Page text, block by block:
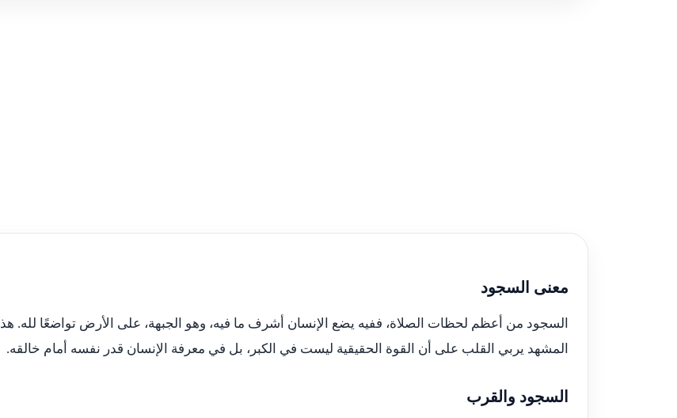
معنى السجود
السجود من أعظم لحظات الصلاة، ففيه يضع الإنسان أشرف ما فيه، وهو الجبهة، على الأرض تواضعًا لله. هذا
المشهد يربي القلب على أن القوة الحقيقية ليست في الكبر، بل في معرفة الإنسان قدر نفسه أمام خالقه.
السجود والقرب